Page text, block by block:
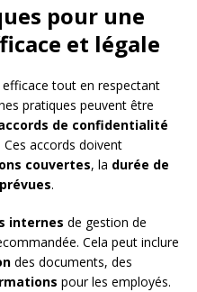
pour une
et légale
tout en respectant
pratiques peuvent être
de confidentialité
accords doivent
couvertes, la durée de
.
internes de gestion de
Cela peut inclure
des documents, des
pour les employés.